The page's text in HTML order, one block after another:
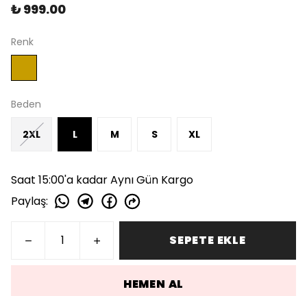
₺ 999.00
Renk
Beden
2XL L M S XL
Saat 15:00'a kadar Aynı Gün Kargo
Paylaş:
SEPETE EKLE
HEMEN AL